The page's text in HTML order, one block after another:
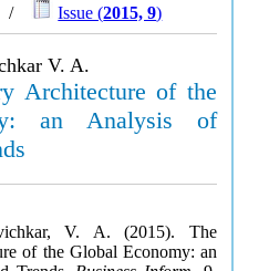
/ Issue (2015, 9)
V. A.
Architecture of the
an Analysis of
V. A. (2015). The
of the Global Economy: an